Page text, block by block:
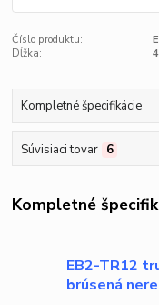
Číslo produktu:
Dĺžka:
Kompletné špecifikácie
Súvisiaci tovar 6
Kompletné
EB2-TR12
brúsená